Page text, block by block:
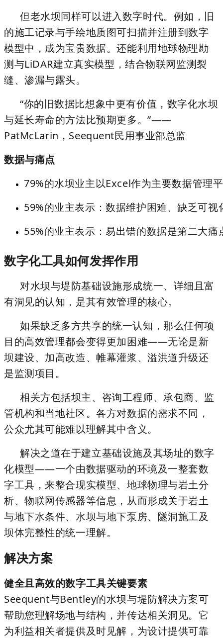
但老水坝同样可以进入数字时代。例如，旧
的施工记录与手绘地质图可扫描并注册到数字
模型中，成为宝贵数据。还能利用地球物理勘
测与LiDAR建立真实模型，结合物联网监测裂
缝、渗漏与露头。
“你的旧数据比想象中更有价值，数字化水坝
与延长寿命的方法比预期更多。”——
PatMcLarin，Seequent民用事业部总监
数据与痛点
79%的水坝业主以Excel作为主要数据管理
59%的业主表示：数据维护困难、缺乏可视
55%的业主表示：易出错的数据是第二大痛
数字化工具如何发挥作用
对水坝与堤防基础设施形成统一、详细且富
有洞见的认知，是其有效管理的核心。
如果缺乏多方共享的统一认知，那么任何项
目的高效管理都会变得更加困难——无论是新
坝建设、加高改造、帷幕灌浆、溢洪道升级还
是监测项目。
相关方包括坝主、咨询工程师、承包商、监
管机构和当地社区。各方对数据的需求不同，
公众尤其可能难以理解其中含义。
解决之道在于建立基础设施及其场址的数字
化模型——一个由数据驱动的环境及一整套数
字工具，来整合现实模型、地球物理与岩土分
析、物联网传感器等信息，从而形成关于岩土
与地下水条件、水坝与地下泵房、隧洞施工及
坝体完整性的统一理解。
解决方案
健全且高效的数字工具关键要素
Seequent与Bentley的水坝与堤防解决方案可
帮助您理解场地与结构，并传达相关洞见。它
为利益相关者提供及时见解，为设计提供可靠